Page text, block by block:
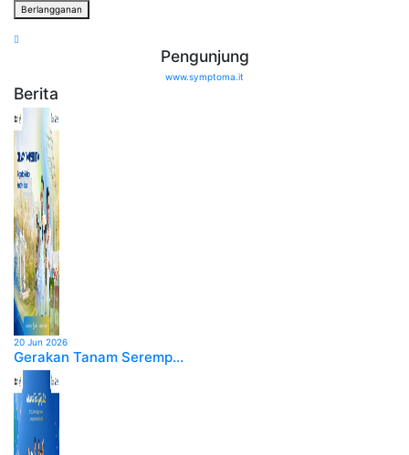
Berlangganan
Pengunjung
www.symptoma.it
Berita
20 Jun 2026
Gerakan Tanam Seremp...